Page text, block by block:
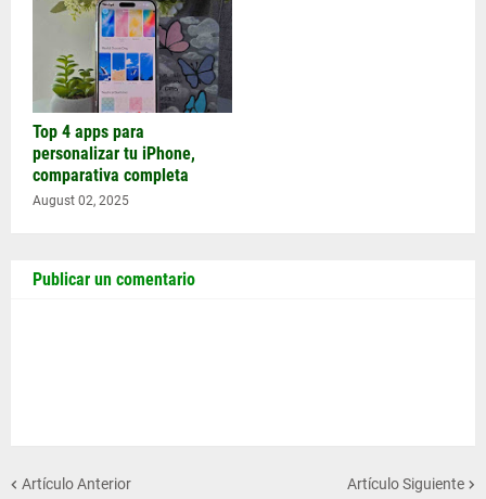
Top 4 apps para
personalizar tu iPhone,
comparativa completa
August 02, 2025
Publicar un comentario
Artículo Anterior Artículo Siguiente